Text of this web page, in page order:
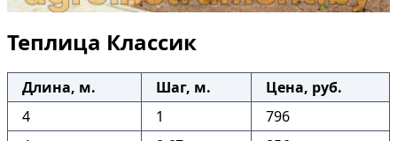
Теплица Классик
Длина, м. Шаг, м.
Цена, руб.
4
1
796